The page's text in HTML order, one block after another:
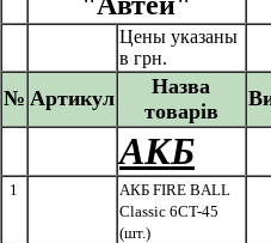
Цены указаны
в грн.
№ Артикул
Назва
товарів
АКБ
1
АКБ FIRE BALL
Classic 6CT-45
(шт.)